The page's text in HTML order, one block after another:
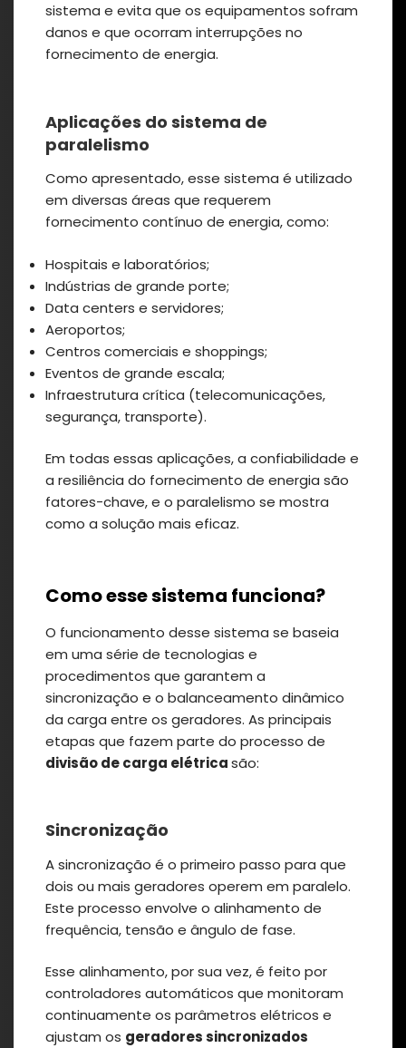
sistema e evita que os equipamentos sofram
danos e que ocorram interrupções no
fornecimento de energia.
Aplicações do sistema de
paralelismo
Como apresentado, esse sistema é utilizado
em diversas áreas que requerem
fornecimento contínuo de energia, como:
Hospitais e laboratórios;
Indústrias de grande porte;
Data centers e servidores;
Aeroportos;
Centros comerciais e shoppings;
Eventos de grande escala;
Infraestrutura crítica (telecomunicações,
segurança, transporte).
Em todas essas aplicações, a confiabilidade e
a resiliência do fornecimento de energia são
fatores-chave, e o paralelismo se mostra
como a solução mais eficaz.
Como esse sistema funciona?
O funcionamento desse sistema se baseia
em uma série de tecnologias e
procedimentos que garantem a
sincronização e o balanceamento dinâmico
da carga entre os geradores. As principais
etapas que fazem parte do processo de
divisão de carga elétricasão:
Sincronização
A sincronização é o primeiro passo para que
dois ou mais geradores operem em paralelo.
Este processo envolve o alinhamento de
frequência, tensão e ângulo de fase.
Esse alinhamento, por sua vez, é feito por
controladores automáticos que monitoram
continuamente os parâmetros elétricos e
ajustam os geradores sincronizados